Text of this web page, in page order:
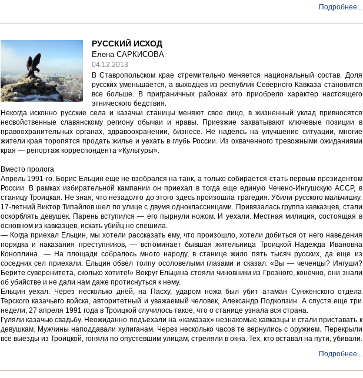
Подробнее...
РУССКИЙ ИСХОД
Елена САРКИСОВА
04.12.2013
В Ставропольском крае стремительно меняется национальный состав. Доля
русских уменьшается, а выходцев из республик Северного Кавказа становится
все больше. В приграничных районах это приобрело характер настоящего
этнического бедствия.
Некогда исконно русские села и казачьи станицы меняют свое лицо, в жизненный уклад привносятся
несвойственные славянскому региону обычаи и нравы. Приезжие захватывают ключевые позиции в
правоохранительных органах, здравоохранении, бизнесе. Не надеясь на улучшение ситуации, многие
жители края торопятся продать жилье и уехать в глубь России. Из охваченного тревожными ожиданиями
края — репортаж корреспондента «Культуры».
Вместо пролога
Апрель 1991-го. Борис Ельцин еще не взобрался на танк, а только собирается стать первым президентом
России. В рамках избирательной кампании он приехал в тогда еще единую Чечено-Ингушскую АССР, в
станицу Троицкая. Не зная, что незадолго до этого здесь произошла трагедия. Убили русского мальчишку.
17-летний Виктор Типайлов шел по улице с двумя одноклассницами. Привязалась группа кавказцев, стали
оскорблять девушек. Парень вступился — его пырнули ножом. И уехали. Местная милиция, состоящая в
основном из кавказцев, искать убийц не спешила.
— Когда приехал Ельцин, мы хотели рассказать ему, что произошло, хотели добиться от него наведения
порядка и наказания преступников, — вспоминает бывшая жительница Троицкой Надежда Ивановна
Коноплина. — На площади собралось много народу, в станице жило пять тысяч русских, да еще из
соседних сел приехали. Ельцин обвел толпу осоловелыми глазами и сказал: «Вы — чеченцы? Ингуши?
Берите суверенитета, сколько хотите!» Вокруг Ельцина стояли чиновники из Грозного, конечно, они знали
об убийстве и не дали нам даже протиснуться к нему.
Ельцин уехал. Через несколько дней, на Пасху, ударом ножа был убит атаман Сунженского отдела
Терского казачьего войска, авторитетный и уважаемый человек, Александр Подколзин. А спустя еще три
недели, 27 апреля 1991 года в Троицкой случилось такое, что о станице узнала вся страна.
Гуляли казачью свадьбу. Неожиданно подъехали на «камазах» незнакомые кавказцы и стали приставать к
девушкам. Мужчины наподдавали хулиганам. Через несколько часов те вернулись с оружием. Перекрыли
все выезды из Троицкой, гоняли по опустевшим улицам, стреляли в окна. Тех, кто вставал на пути, убивали.
Подробнее...